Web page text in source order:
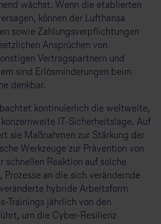
wächst. Wenn die etablierten
können der Lufthansa
sowie Zahlungsverpflichtungen
Ansprüchen von
Vertragspartnern und
sind Erlösminderungen beim
denkbar.
kontinuierlich die weltweite,
IT-Sicherheitslage. Auf
sie Maßnahmen zur Stärkung der
Werkzeuge zur Prävention von
schnellen Reaktion auf solche
an die sich verändernde
hybride Arbeitsform
Trainings jährlich von den
um die Cyber-Resilienz